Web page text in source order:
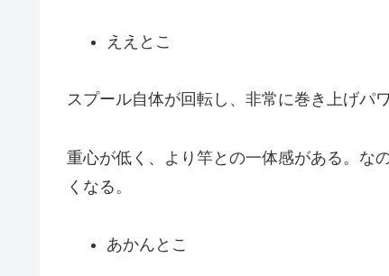
ええとこ
スプール自体が回転し、非常に巻き上げパ
重心が低く、より竿との一体感がある。な
くなる。
あかんとこ